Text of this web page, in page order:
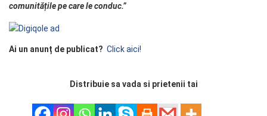
comunitățile pe care le conduc.”
Ai un anunț de publicat? Click aici!
Distribuie sa vada si prietenii tai